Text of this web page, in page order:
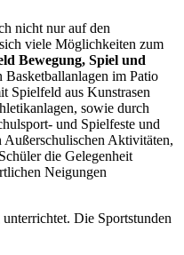
nicht nur auf den
viele Möglichkeiten zum
Bewegung, Spiel und
Basketballanlagen im Patio
Spielfeld aus Kunstrasen
sowie durch
und Spielfeste und
Außerschulischen Aktivitäten,
die Gelegenheit
Neigungen
unterrichtet. Die Sportstunden